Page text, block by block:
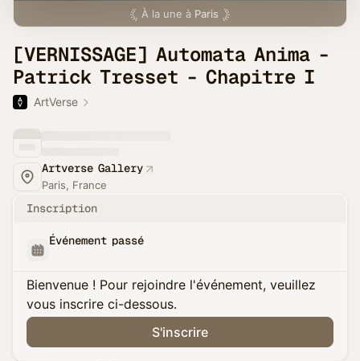
À la une à Paris
[VERNISSAGE] Automata Anima -
Patrick Tresset - Chapitre I
ArtVerse
Artverse Gallery
Paris, France
Inscription
Événement passé
Bienvenue ! Pour rejoindre l'événement, veuillez
vous inscrire ci-dessous.
S'inscrire